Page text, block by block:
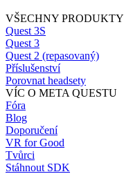
VŠECHNY PRODUKTY
Quest 3S
Quest 3
Quest 2 (repasovaný)
Příslušenství
Porovnat headsety
VÍC O META QUESTU
Fóra
Blog
Doporučení
VR for Good
Tvůrci
Stáhnout SDK